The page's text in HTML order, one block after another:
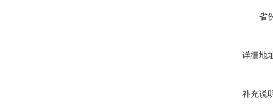
省
详细地
补充说